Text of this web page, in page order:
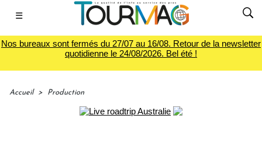
☰
Nos bureaux sont fermés du 27/07 au 16/08. Retour de la newsletter
quotidienne le 24/08/2026. Bel été !
Accueil > Production